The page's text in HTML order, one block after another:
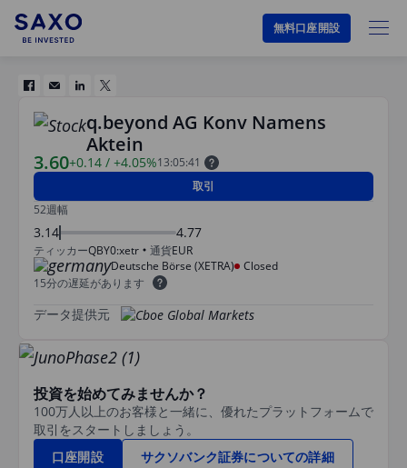
無料口座開設
q.beyond AG Konv Namens
Aktein
3.60+0.14 / +4.05%13:05:41
取引
52週幅
3.14 4.77
ティッカーQBY0:xetr 通貨EUR
Deutsche Börse (XETRA)
Closed
15分の遅延があります
データ提供元
投資を始めてみませんか？
100万人以上のお客様と一緒に、優れたプラットフォームで
取引をスタートしましょう。
口座開設
サクソバンク証券についての詳細